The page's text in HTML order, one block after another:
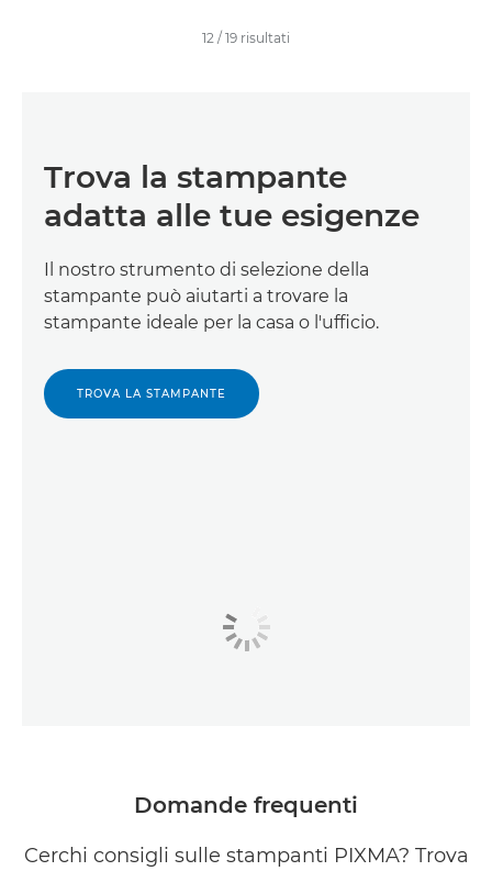
12 / 19 risultati
Trova la stampante
adatta alle tue esigenze
Il nostro strumento di selezione della
stampante può aiutarti a trovare la
stampante ideale per la casa o l'ufficio.
TROVA LA STAMPANTE
Domande frequenti
Cerchi consigli sulle stampanti PIXMA? Trova